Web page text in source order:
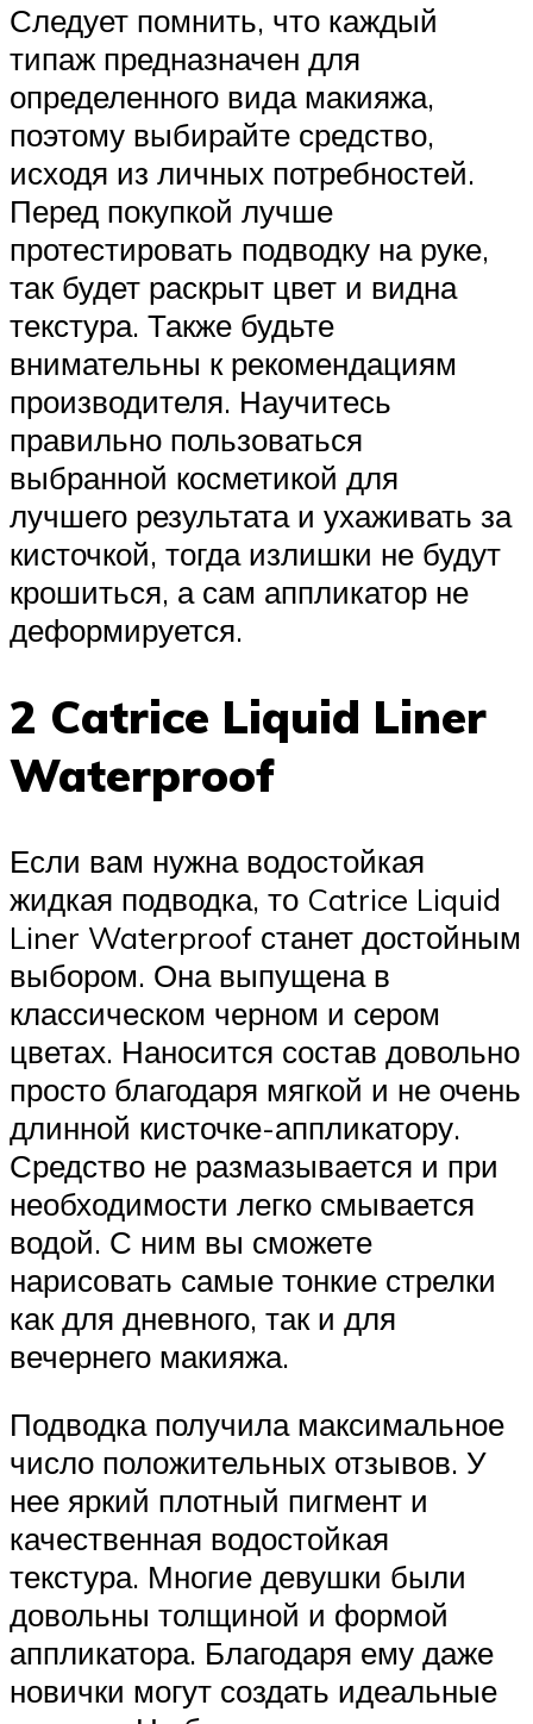
Следует помнить, что каждый
типаж предназначен для
определенного вида макияжа,
поэтому выбирайте средство,
исходя из личных потребностей.
Перед покупкой лучше
протестировать подводку на руке,
так будет раскрыт цвет и видна
текстура. Также будьте
внимательны к рекомендациям
производителя. Научитесь
правильно пользоваться
выбранной косметикой для
лучшего результата и ухаживать за
кисточкой, тогда излишки не будут
крошиться, а сам аппликатор не
деформируется.
2 Catrice Liquid Liner
Waterproof
Если вам нужна водостойкая
жидкая подводка, то Catrice Liquid
Liner Waterproof станет достойным
выбором. Она выпущена в
классическом черном и сером
цветах. Наносится состав довольно
просто благодаря мягкой и не очень
длинной кисточке-аппликатору.
Средство не размазывается и при
необходимости легко смывается
водой. С ним вы сможете
нарисовать самые тонкие стрелки
как для дневного, так и для
вечернего макияжа.
Подводка получила максимальное
число положительных отзывов. У
нее яркий плотный пигмент и
качественная водостойкая
текстура. Многие девушки были
довольны толщиной и формой
аппликатора. Благодаря ему даже
новички могут создать идеальные